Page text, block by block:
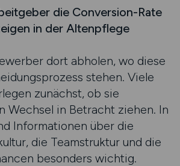
die Conversion-Rate
in der Altenpflege
dort abholen, wo diese
stehen. Viele
zunächst, ob sie
Wechsel in Betracht ziehen. In
Informationen über die
die Teamstruktur und die
besonders wichtig.